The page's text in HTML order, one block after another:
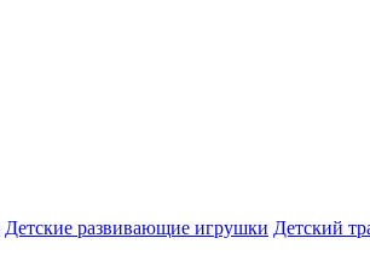
Детские развивающие игрушки Детский